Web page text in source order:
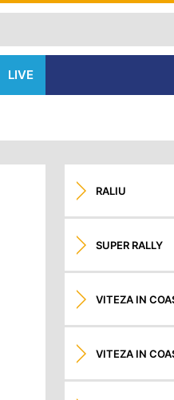
LIVE
RALIU
SUPER RALLY
VITEZA IN
VITEZA IN